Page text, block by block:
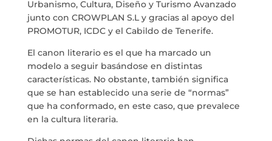
BLOG
THE TANK CULTURAL SPACE
CONTACT
LA NEUROLITERATURA ENTRA
EN NUESTROS OBJETIVOS
Urbanismo, Cultura, Diseño y Turismo Avanzado
junto con CROWPLAN S.L y gracias al apoyo del
PROMOTUR, ICDC y el Cabildo de Tenerife.
El canon literario es el que ha marcado un
modelo a seguir basándose en distintas
características. No obstante, también significa
que se han establecido una serie de “normas”
que ha conformado, en este caso, que prevalece
en la cultura literaria.